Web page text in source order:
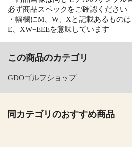
必ず商品スペックをご確認ください
・幅欄にM、W、Xと記載あるもの
E、XW=EEEを意味しています
この商品のカテゴリ
GDOゴルフショップ
同カテゴリのおすすめ商品